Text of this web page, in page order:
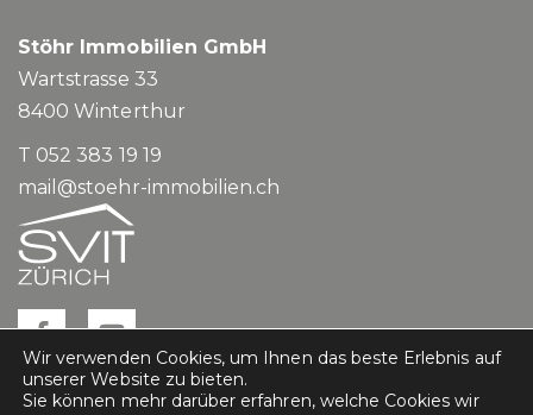
Stöhr Immobilien GmbH
Wartstrasse 33
8400Winterthur
T 052 383 19 19
mail@stoehr-immobilien.ch
Wir verwenden Cookies, um Ihnen das beste Erlebnis auf
unserer Website zu bieten.
Sie können mehr darüber erfahren, welche Cookies wir